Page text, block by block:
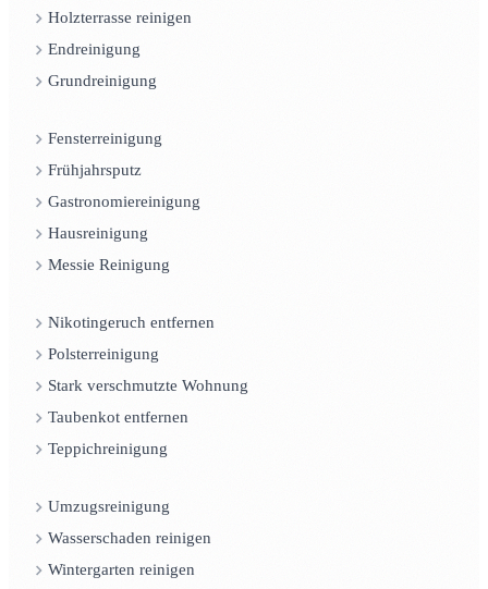
Holzterrasse reinigen
Endreinigung
Grundreinigung
Fensterreinigung
Frühjahrsputz
Gastronomiereinigung
Hausreinigung
Messie Reinigung
Nikotingeruch entfernen
Polsterreinigung
Stark verschmutzte Wohnung
Taubenkot entfernen
Teppichreinigung
Umzugsreinigung
Wasserschaden reinigen
Wintergarten reinigen